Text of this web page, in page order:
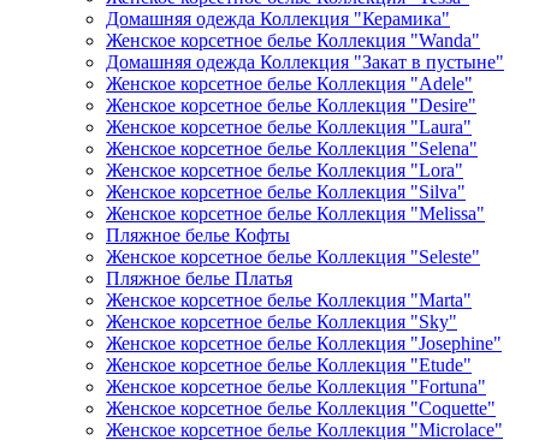
Домашняя одежда Коллекция "Керамика"
Женское корсетное белье Коллекция "Wanda"
Домашняя одежда Коллекция "Закат в пустыне"
Женское корсетное белье Коллекция "Adele"
Женское корсетное белье Коллекция "Desire"
Женское корсетное белье Коллекция "Laura"
Женское корсетное белье Коллекция "Selena"
Женское корсетное белье Коллекция "Lora"
Женское корсетное белье Коллекция "Silva"
Женское корсетное белье Коллекция "Melissa"
Пляжное белье Кофты
Женское корсетное белье Коллекция "Seleste"
Пляжное белье Платья
Женское корсетное белье Коллекция "Marta"
Женское корсетное белье Коллекция "Sky"
Женское корсетное белье Коллекция "Josephine"
Женское корсетное белье Коллекция "Etude"
Женское корсетное белье Коллекция "Fortuna"
Женское корсетное белье Коллекция "Coquette"
Женское корсетное белье Коллекция "Microlace"